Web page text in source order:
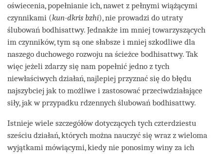
oświecenia, popełnianie ich, nawet z pełnymi wiążącymi
czynnikami (kun-dkris bzhi), nie prowadzi do utraty
ślubowań bodhisattwy. Jednakże im mniej towarzyszących
im czynników, tym są one słabsze i mniej szkodliwe dla
naszego duchowego rozwoju na ścieżce bodhisattwy. Tak
więc jeżeli zdarzy się nam popełnić jedno z tych
niewłaściwych działań, najlepiej przyznać się do błędu
najszybciej jak to możliwe i zastosować przeciwdziałające
siły, jak w przypadku rdzennych ślubowań bodhisattwy.
Istnieje wiele szczegółów dotyczących tych czterdziestu
sześciu działań, których można nauczyć się wraz z wieloma
wyjątkami mówiącymi, kiedy nie ponosimy winy za ich